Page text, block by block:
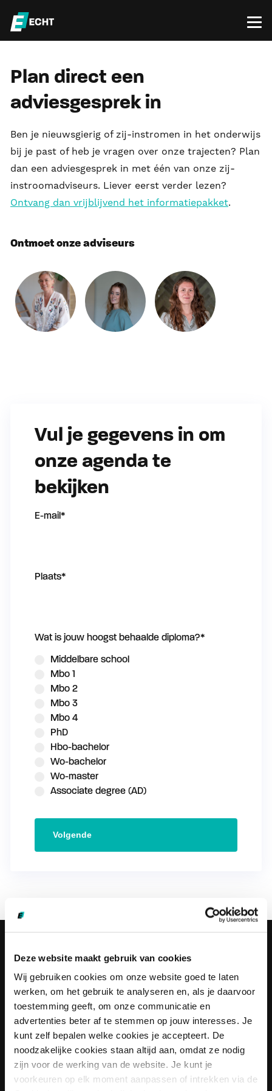
Deze website maakt gebruik van cookies
Wij gebruiken cookies om onze website goed te laten
werken, om het gebruik te analyseren en, als je daarvoor
toestemming geeft, om onze communicatie en
advertenties beter af te stemmen op jouw interesses. Je
kunt zelf bepalen welke cookies je accepteert. De
noodzakelijke cookies staan altijd aan, omdat ze nodig
zijn voor de werking van de website. Je kunt je
voorkeuren op elk moment aanpassen of intrekken via de
Plan direct een
adviesgesprek in
Ben je nieuwsgierig of zij-instromen in het onderwijs
bij je past of heb je vragen over onze trajecten? Plan
dan een adviesgesprek in met één van onze zij-
instroomadviseurs. Liever eerst verder lezen?
Ontvang dan vrijblijvend het informatiepakket.
Ontmoet onze adviseurs
Vul je gegevens in om
onze agenda te
bekijken
E-mail*
Plaats*
Wat is jouw hoogst behaalde diploma?*
Middelbare school
Mbo 1
Mbo 2
Mbo 3
Mbo 4
PhD
Hbo-bachelor
Wo-bachelor
Wo-master
Associate degree (AD)
Ik wil:
Oplossingen voor werkgevers bekijken
Informatiepakket traineeships krijgen
Een vrijblijvend adviesgesprek plannen